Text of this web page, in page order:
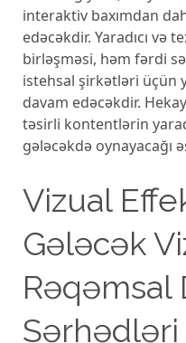
interaktiv baxımdan
edəcəkdir. Yaradıcı və
birləşməsi, həm fərdi
istehsal şirkətləri üçün
davam edəcəkdir.
təsirli kontentlərin
gələcəkdə oynayacağı
Vizual
Gələcək
Rəqəmsal
Sərhədləri